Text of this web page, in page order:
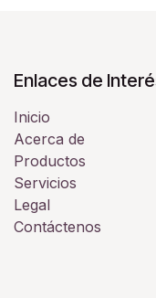
Enlaces de
Inicio
Acerca de
Productos
Servicios
Legal
Contáctenos